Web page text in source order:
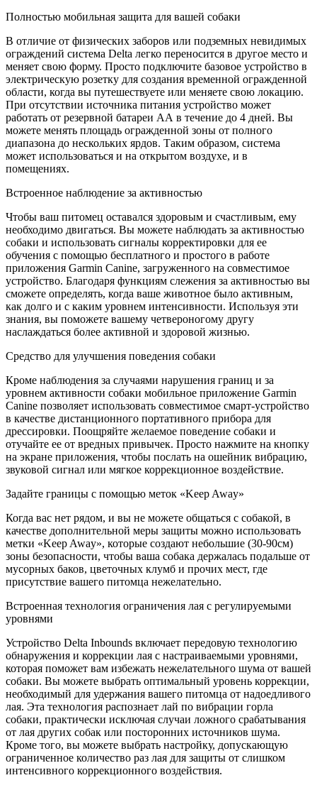
Полностью мобильная защита для вашей собаки
В отличие от физических заборов или подземных невидимых
ограждений система Delta легко переносится в другое место и
меняет свою форму. Просто подключите базовое устройство в
электрическую розетку для создания временной огражденной
области, когда вы путешествуете или меняете свою локацию.
При отсутствии источника питания устройство может
работать от резервной батареи АА в течение до 4 дней. Вы
можете менять площадь огражденной зоны от полного
диапазона до нескольких ярдов. Таким образом, система
может использоваться и на открытом воздухе, и в
помещениях.
Встроенное наблюдение за активностью
Чтобы ваш питомец оставался здоровым и счастливым, ему
необходимо двигаться. Вы можете наблюдать за активностью
собаки и использовать сигналы корректировки для ее
обучения с помощью бесплатного и простого в работе
приложения Garmin Canine, загруженного на совместимое
устройство. Благодаря функциям слежения за активностью вы
сможете определять, когда ваше животное было активным,
как долго и с каким уровнем интенсивности. Используя эти
знания, вы поможете вашему четвероногому другу
наслаждаться более активной и здоровой жизнью.
Средство для улучшения поведения собаки
Кроме наблюдения за случаями нарушения границ и за
уровнем активности собаки мобильное приложение Garmin
Canine позволяет использовать совместимое смарт-устройство
в качестве дистанционного портативного прибора для
дрессировки. Поощряйте желаемое поведение собаки и
отучайте ее от вредных привычек. Просто нажмите на кнопку
на экране приложения, чтобы послать на ошейник вибрацию,
звуковой сигнал или мягкое коррекционное воздействие.
Задайте границы с помощью меток «Keep Away»
Когда вас нет рядом, и вы не можете общаться с собакой, в
качестве дополнительной меры защиты можно использовать
метки «Keep Away», которые создают небольшие (30-90см)
зоны безопасности, чтобы ваша собака держалась подальше от
мусорных баков, цветочных клумб и прочих мест, где
присутствие вашего питомца нежелательно.
Встроенная технология ограничения лая с регулируемыми
уровнями
Устройство Delta Inbounds включает передовую технологию
обнаружения и коррекции лая с настраиваемыми уровнями,
которая поможет вам избежать нежелательного шума от вашей
собаки. Вы можете выбрать оптимальный уровень коррекции,
необходимый для удержания вашего питомца от надоедливого
лая. Эта технология распознает лай по вибрации горла
собаки, практически исключая случаи ложного срабатывания
от лая других собак или посторонних источников шума.
Кроме того, вы можете выбрать настройку, допускающую
ограниченное количество раз лая для защиты от слишком
интенсивного коррекционного воздействия.